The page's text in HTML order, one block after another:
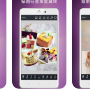
字体，可以用来给图片
。
片加上圈注，符号或绘
反选)功能可以选定要
拉伸，移动，旋转，镜